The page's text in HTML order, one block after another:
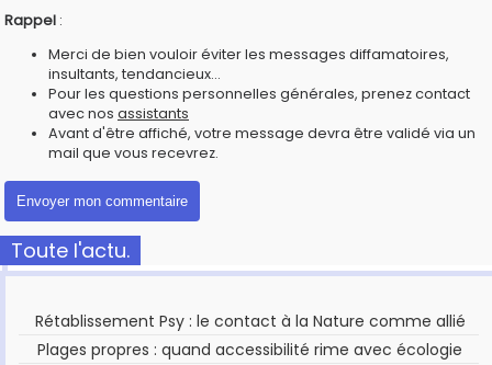
Rappel :
Merci de bien vouloir éviter les messages diffamatoires,
insultants, tendancieux...
Pour les questions personnelles générales, prenez contact
avec nos assistants
Avant d'être affiché, votre message devra être validé via un
mail que vous recevrez.
Toute l'actu.
Rétablissement Psy : le contact à la Nature comme allié
Plages propres : quand accessibilité rime avec écologie